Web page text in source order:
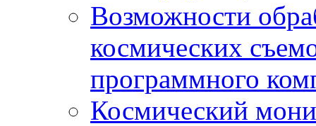
Возможности
космических
программного
Космический